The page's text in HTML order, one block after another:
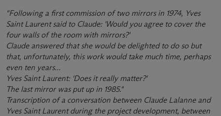
"Following a first commission of two mirrors in 1974, Yves
Saint Laurent said to Claude: 'Would you agree to cover the
four walls of the room with mirrors?'
Claude answered that she would be delighted to do so but
that, unfortunately, this work would take much time, perhaps
even ten years...
Yves Saint Laurent: 'Does it really matter?'
The last mirror was put up in 1985."
Transcription of a conversation between Claude Lalanne and
Yves Saint Laurent during the project development, between